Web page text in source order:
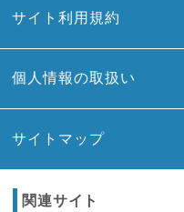
サイト利用規約
個人情報の取扱い
サイトマップ
関連サイト